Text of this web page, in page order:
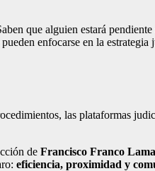
que alguien estará
enfocarse en la
las plataformas
de Francisco Franco Lama
eficiencia, proximidad y